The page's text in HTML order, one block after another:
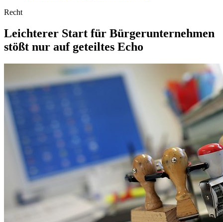
Recht
Leichterer Start für Bür­ger­unternehmen
stößt nur auf geteiltes Echo